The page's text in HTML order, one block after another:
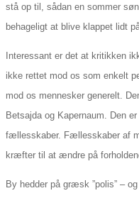
stå op til, sådan en sommer
behageligt at blive klappet lidt
Interessant er det at kritikken
ikke rettet mod os som enkelt
mod os mennesker generelt.
Betsajda og Kapernaum. Den
fællesskaber. Fællesskaber af
kræfter til at ændre på
By hedder på græsk ”polis” –